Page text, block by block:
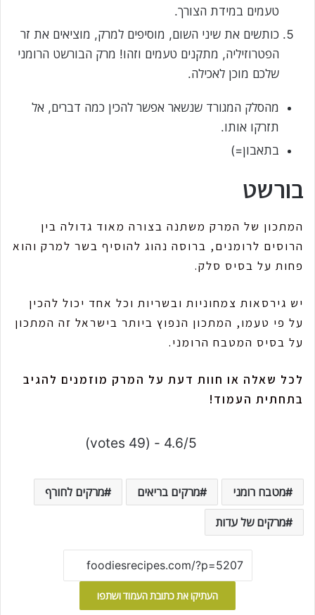
טעמים במידת הצורך.
כותשים את שיני השום, מוסיפים למרק, מוציאים את זר
הפטרוזיליה, מתקנים טעמים וזהו! מרק הבורשט הרומני
שלכם מוכן לאכילה.
מהסלק המגורד שנשאר אפשר להכין כמה דברים, אל
תזרקו אותו.
בתאבון=)
בורשט
המתכון של המרק משתנה בצורה מאוד גדולה בין
הרוסים לרומנים, ברוסה נהוג להוסיף בשר למרק והוא
פחות על בסיס סלק.
יש גירסאות צמחוניות ובשריות וכל אחד יכול להכין
על פי טעמו, המתכון הנפוץ ביותר בישראל זה המתכון
על בסיס המטבח הרומני.
לכל שאלה או חוות דעת על המרק מוזמנים להגיב
בתחתית העמוד!
4.6/5 - (49 votes)
מטבח רומני מרקים בריאים מרקים לחורף
מרקים של עדות
העתיקו את כתובת העמוד ושתפו